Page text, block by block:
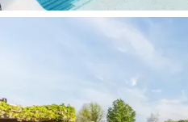
配有一张特大号床、淋
双人卧室配有步行道- 衣